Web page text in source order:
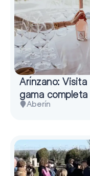
Arínzano:
gama completa
Aberín